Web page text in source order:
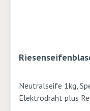
Neutralseife 1kg,
Elektrodraht plus